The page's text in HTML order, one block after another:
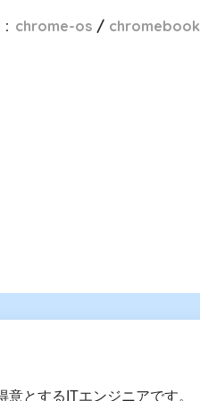
: chrome-os chromebook
とするITエンジニアです。